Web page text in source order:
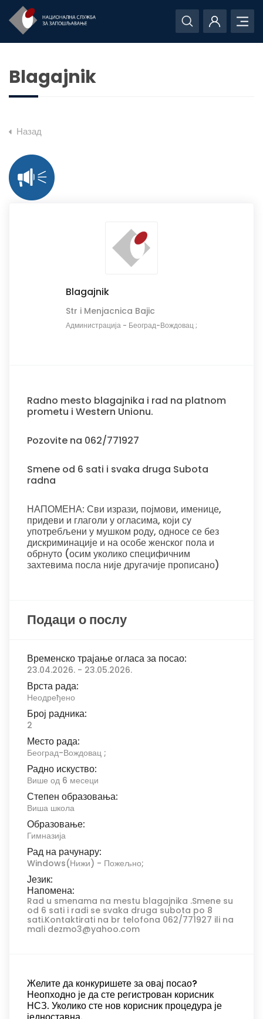
Blagajnik
Назад
Blagajnik
Str i Menjacnica Bajic
Администрација - Београд-Вождовац ;
Radno mesto blagajnika i rad na platnom
prometu i Western Unionu.
Pozovite na 062/771927
Smene od 6 sati i svaka druga Subota
radna
НАПОМЕНА: Сви изрази, појмови, именице,
придеви и глаголи у огласима, који су
употребљени у мушком роду, односе се без
дискриминације и на особе женског пола и
обрнуто (осим уколико специфичним
захтевима посла није другачије прописано)
Подаци о послу
Временско трајање огласа за посао:
23.04.2026. - 23.05.2026.
Врста рада:
Неодређено
Број радника:
2
Место рада:
Београд-Вождовац ;
Радно искуство:
Више од 6 месеци
Степен образовања:
Виша школа
Образовање:
Гимназија
Рад на рачунару:
Windows(Нижи) - Пожељно;
Језик:
Напомена:
Rad u smenama na mestu blagajnika .Smene su
od 6 sati i radi se svaka druga subota po 8
sati.Kontaktirati na br telofona 062/771927 ili na
mali dezmo3@yahoo.com
Желите да конкуришете за овај посао?
Неопходно је да сте регистрован корисник
НСЗ. Уколико сте нов корисник процедура је